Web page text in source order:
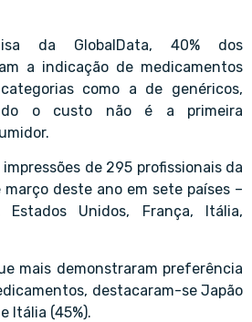
da GlobalData, 40% dos
a indicação de medicamentos
como a de genéricos,
o custo não é a primeira
de 295 profissionais da
deste ano em sete países –
Estados Unidos, França, Itália,
mais demonstraram preferência
destacaram-se Japão
Itália (45%).